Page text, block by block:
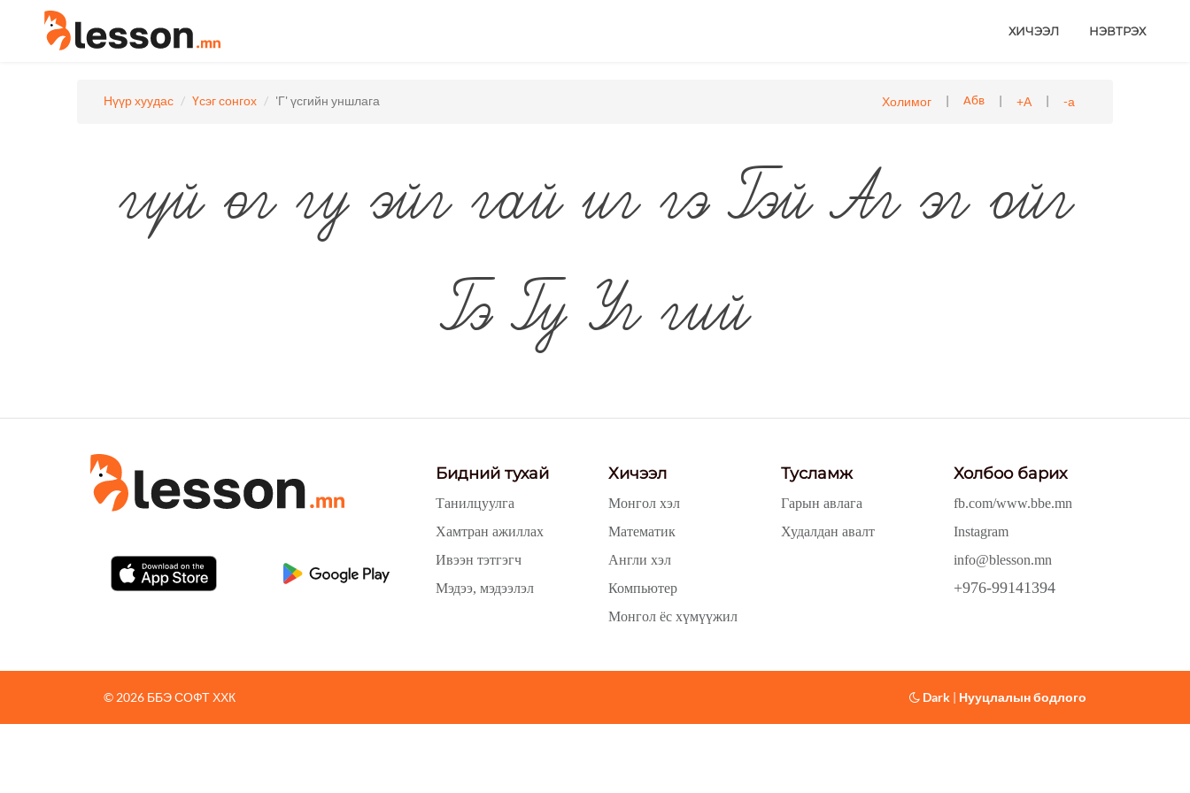
ХИЧЭЭЛ НЭВТРЭХ
Нүүр хуудас Үсэг сонгох 'Г' үсгийн уншлага Холимог | Абв | +А | -а
гүй өг гу эйг гaй иг гэ Гэй Аг эг ойг
Гэ Гу Уг гий
Бидний тухай
Танилцуулга
Хамтран ажиллах
Ивээн тэтгэгч
Мэдээ, мэдээлэл
Хичээл
Монгол хэл
Математик
Англи хэл
Компьютер
Монгол ёс хүмүүжил
Тусламж
Гарын авлага
Худалдан авалт
Холбоо барих
fb.com/www.bbe.mn
Instagram
info@blesson.mn
+976-99141394
© 2026 ББЭ СОФТ ХХК Dark | Нууцлалын бодлого